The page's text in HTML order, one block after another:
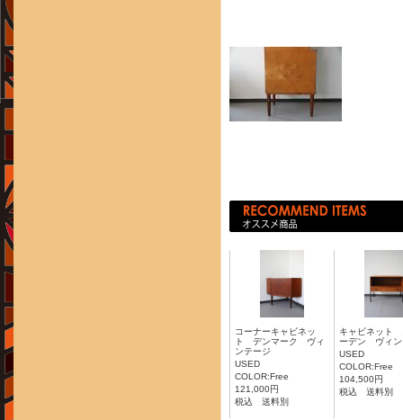
コーナーキャビネッ
ト デンマーク ヴィ
ンテージ
USED
COLOR:Free
121,000円
税込 送料別
キャビネット
ーデン ヴィン
USED
COLOR:Free
104,500円
税込 送料別